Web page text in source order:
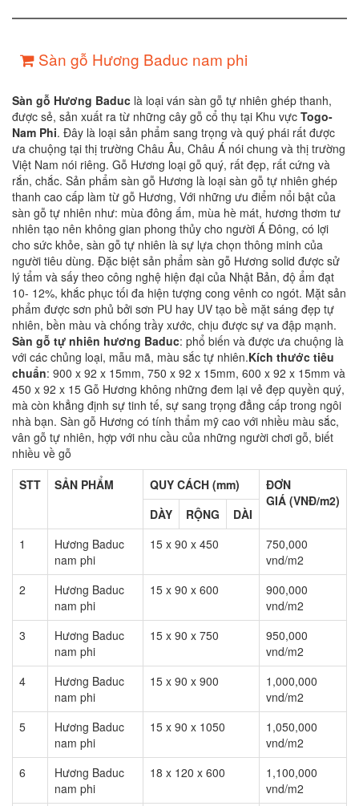
Sàn gỗ Hương Baduc nam phi
Sàn gỗ Hương Baduc là loại ván sàn gỗ tự nhiên ghép thanh,
được sẻ, sản xuất ra từ những cây gỗ cổ thụ tại Khu vực Togo-
Nam Phi. Đây là loại sản phẩm sang trọng và quý phái rất được
ưa chuộng tại thị trường Châu Âu, Châu Á nói chung và thị trường
Việt Nam nói riêng. Gỗ Hương loại gỗ quý, rất đẹp, rất cứng và
rắn, chắc. Sản phẩm sàn gỗ Hương là loại sàn gỗ tự nhiên ghép
thanh cao cấp làm từ gỗ Hương, Với những ưu điểm nổi bật của
sàn gỗ tự nhiên như: mùa đông ấm, mùa hè mát, hương thơm tư
nhiên tạo nên không gian phong thủy cho người Á Đông, có lợi
cho sức khỏe, sàn gỗ tự nhiên là sự lựa chọn thông minh của
người tiêu dùng. Đặc biệt sản phẩm sàn gỗ Hương solid được sử
lý tẩm và sấy theo công nghệ hiện đại của Nhật Bản, độ ẩm đạt
10- 12%, khắc phục tối đa hiện tượng cong vênh co ngót. Mặt sản
phẩm được sơn phủ bởi sơn PU hay UV tạo bề mặt sáng đẹp tự
nhiên, bền màu và chống trầy xước, chịu được sự va đập mạnh.
Sàn gỗ tự nhiên hương Baduc: phổ biến và được ưa chuộng là
với các chủng loại, mẫu mã, màu sắc tự nhiên.Kích thước tiêu
chuẩn: 900 x 92 x 15mm, 750 x 92 x 15mm, 600 x 92 x 15mm và
450 x 92 x 15 Gỗ Hương không những đem lại vẻ đẹp quyền quý,
mà còn khẳng định sự tinh tế, sự sang trọng đẳng cấp trong ngôi
nhà bạn. Sàn gỗ Hương có tính thẩm mỹ cao với nhiều màu sắc,
vân gỗ tự nhiên, hợp với nhu cầu của những người chơi gỗ, biết
nhiều về gỗ
STT
SẢN PHẨM QUY CÁCH (mm)
ĐƠN
GIÁ (VNĐ/m2)
DÀY
RỘNG
DÀI
1
Hương Baduc
nam phi
15 x 90 x 450
750,000
vnd/m2
2
Hương Baduc
nam phi
15 x 90 x 600
900,000
vnd/m2
3
Hương Baduc
nam phi
15 x 90 x 750
950,000
vnd/m2
4
Hương Baduc
nam phi
15 x 90 x 900
1,000,000
vnd/m2
5
Hương Baduc
nam phi
15 x 90 x 1050
1,050,000
vnd/m2
6
Hương Baduc
nam phi
18 x 120 x 600
1,100,000
vnd/m2